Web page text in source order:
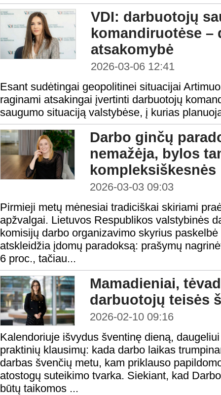
VDI: darbuotojų
komandiruotėse –
atsakomybė
2026-03-06 12:41
Esant sudėtingai geopolitinei situacijai
raginami atsakingai įvertinti darbuotojų
saugumo situaciją valstybėse, į kurias
Darbo ginčų
nemažėja, bylos
kompleksiškesnės
2026-03-03 09:03
Pirmieji metų mėnesiai tradiciškai skiriami
apžvalgai. Lietuvos Respublikos valstybinės
komisijų darbo organizavimo skyrius
atskleidžia įdomų paradoksą: prašymų
6 proc., tačiau...
Mamadieniai,
darbuotojų teisės
2026-02-10 09:16
Kalendoriuje išvydus šventinę dieną,
praktinių klausimų: kada darbo laikas
darbas švenčių metu, kam priklauso
atostogų suteikimo tvarka. Siekiant, kad
būtų taikomos ...